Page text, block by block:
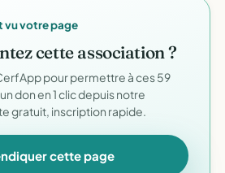
vu votre page
cette association ?
pour permettre à ces 59
don en 1 clic depuis notre
gratuit, inscription rapide.
cette page